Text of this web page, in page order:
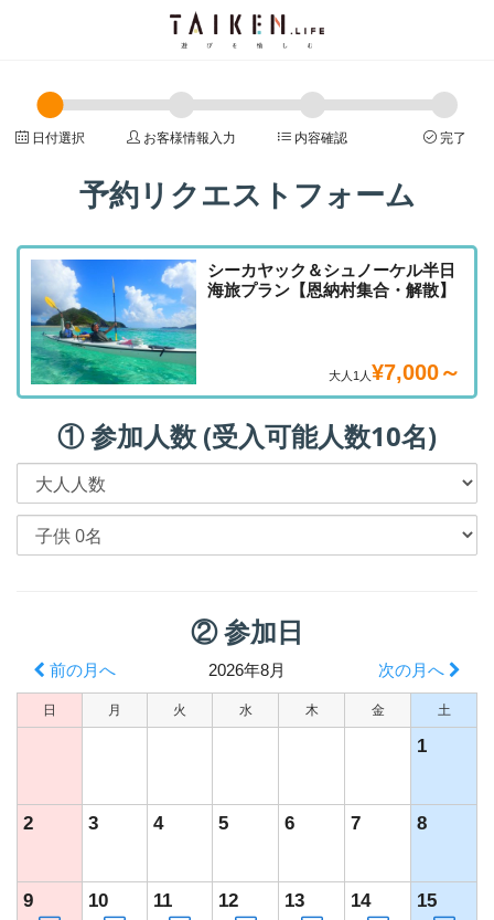
日付選択 お客様情報入力 内容確認 完了
予約リクエストフォーム
シーカヤック＆シュノーケル半日
海旅プラン【恩納村集合・解散】
大人1人 ¥7,000～
① 参加人数 (受入可能人数10名)
② 参加日
前の月へ 2026年8月 次の月へ
日 月 火 水 木 金 土
1
2 3 4 5 6 7 8
9 10 11 12 13 14 15